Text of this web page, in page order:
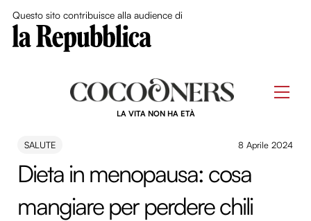
Questo sito contribuisce alla audience di
LA VITA NON HA ETÀ
SALUTE 8 Aprile 2024
Dieta in menopausa: cosa
mangiare per perdere chili